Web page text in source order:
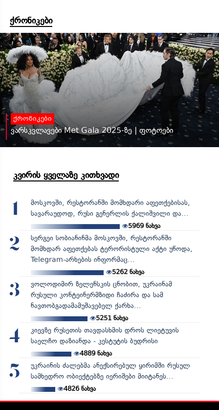
ქრონიკები
ქრონიკები
ვარსკვლავები Met Gala 2025-ზე | ფოტოები
კვირის ყველაზე კითხვადი
1
მოსკოვში, რესტორანში მომხდარი აფეთქებისას,
სავარაუდოდ, რუსი გენერლის ქალიშვილი და...
5969 ნახვა
2
სერგეი სობიანინმა მოსკოვში, რესტორანში
მომხდარ აფეთქებას ტერორისტული აქტი უწოდა,
Telegram-არხების ინფორმაც...
5262ნახვა
3
ვოლოდიმირ ზელენსკის ცნობით, უკრაინამ
რუსული კონტეინერმზიდი ჩაძირა და სამ
ნავთობგადამამუშავებელ ქარხა...
5251ნახვა
4
კიევზე რუსეთის თავდასხმის დროს ლიეტუვის
საელჩო დაზიანდა - კესტუტის ბუდრისი
4889ნახვა
5
უკრაინის ძალებმა ანექსირებულ ყირიმში რუსულ
სამხედრო ობიექტებზე იერიშები მიიტანეს...
4826ნახვა